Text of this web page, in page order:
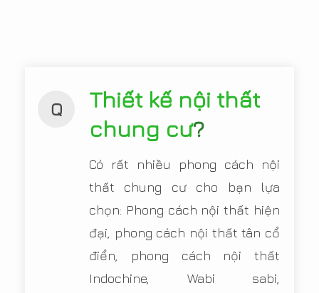
Q
Thiết kế nội thất
chung cư?
Có rất nhiều phong cách nội
thất chung cư cho bạn lựa
chọn: Phong cách nội thất hiện
đại, phong cách nội thất tân cổ
điển, phong cách nội thất
Indochine, Wabi sabi,